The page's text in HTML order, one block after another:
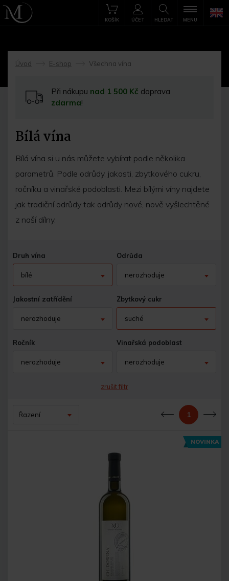
HLEDAT
KOŠÍK ÚČET MENU
Úvod
->
E-shop
->
Všechna vína
Při nákupu nad 1 500 Kč doprava
zdarma!
Bílá vína
Bílá vína si u nás můžete vybírat podle několika
parametrů. Podle odrůdy, jakosti, zbytkového cukru,
ročníku a vinařské podoblasti. Mezi bílými víny najdete
jak tradiční odrůdy tak odrůdy nové, nově vyšlechtěné
z naší dílny.
Druh vína
bílé
Odrůda
nerozhoduje
Jakostní zatřídění
nerozhoduje
Zbytkový cukr
suché
Ročník
nerozhoduje
Vinařská podoblast
nerozhoduje
zrušit filtr
Řazení Předchozí
1
NOVINKA